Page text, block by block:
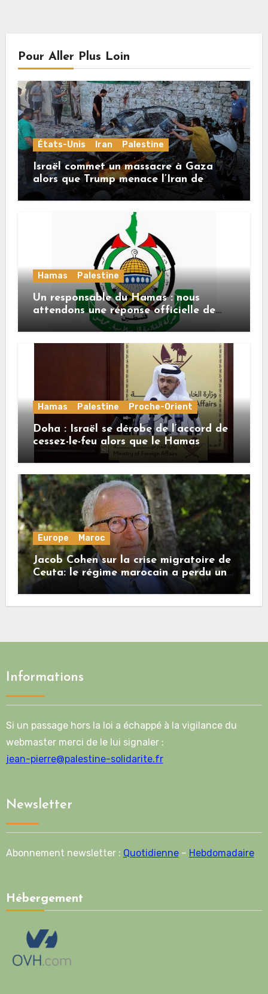
Pour Aller Plus Loin
États-Unis Iran Palestine
Israël commet un massacre à Gaza
alors que Trump menace l’Iran de
«décapitation»
Hamas Palestine
Un responsable du Hamas : nous
attendons une réponse officielle de
Mladenov concernant la feuille de
route de la deuxième phase de l’accord
Hamas Palestine Proche-Orient
Doha : Israël se dérobe de l’accord de
cessez-le-feu alors que le Hamas
honore ses engagements
Europe Maroc
Jacob Cohen sur la crise migratoire de
Ceuta: le régime marocain a perdu une
bonne part de sa crédibilité vis-à-vis
de l’Union européenne
Informations
Si un passage hors la loi a échappé à la vigilance du
webmaster merci de le lui signaler :
jean-pierre@palestine-solidarite.fr
Newsletter
Abonnement newsletter : Quotidienne– Hebdomadaire
Hébergement